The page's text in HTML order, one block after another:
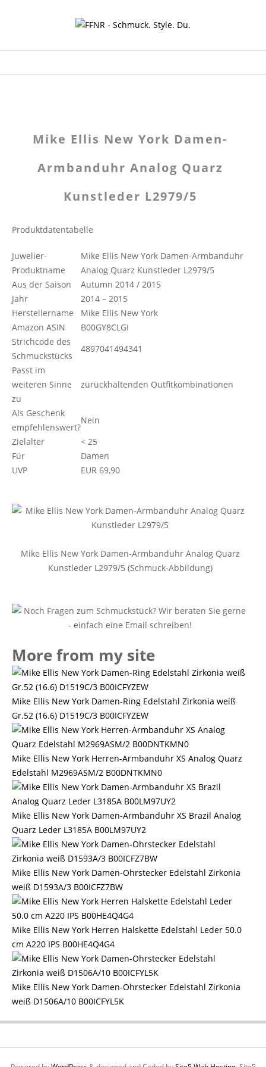
Mike Ellis New York Damen-
Armbanduhr Analog Quarz
Kunstleder L2979/5
Produktdatentabelle
Juwelier-
Produktname
Mike Ellis New York Damen-Armbanduhr
Analog Quarz Kunstleder L2979/5
Aus der Saison
Autumn 2014 / 2015
Jahr
2014 – 2015
Herstellername
Mike Ellis New York
Amazon ASIN
B00GY8CLGI
Strichcode des
Schmuckstücks
4897041494341
Passt im
weiteren Sinne
zu
zurückhaltenden Outfitkombinationen
Als Geschenk
empfehlenswert?
Nein
Zielalter
< 25
Für
Damen
UVP
EUR 69,90
Mike Ellis New York Damen-Armbanduhr Analog Quarz
Kunstleder L2979/5 (Schmuck-Abbildung)
More from my site
Mike Ellis New York Damen-Ring Edelstahl Zirkonia weiß
Gr.52 (16.6) D1519C/3 B00ICFYZEW
Mike Ellis New York Herren-Armbanduhr XS Analog Quarz
Edelstahl M2969ASM/2 B00DNTKMN0
Mike Ellis New York Damen-Armbanduhr XS Brazil Analog
Quarz Leder L3185A B00LM97UY2
Mike Ellis New York Damen-Ohrstecker Edelstahl Zirkonia
weiß D1593A/3 B00ICFZ7BW
Mike Ellis New York Herren Halskette Edelstahl Leder 50.0
cm A220 IPS B00HE4Q4G4
Mike Ellis New York Damen-Ohrstecker Edelstahl Zirkonia
weiß D1506A/10 B00ICFYL5K